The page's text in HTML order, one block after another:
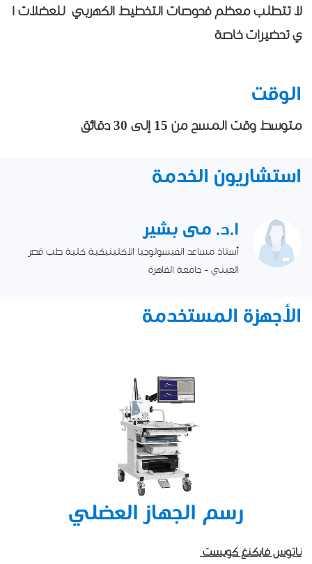
لا تتطلب معظم فحوصات التخطيط الكهربي للعضلات ا
ي تحضيرات خاصة
الوقت
متوسط ​​وقت المسح من 15 إلى 30 دقائق
استشاريون الخدمة
ا.د. مى بشير
أستاذ مساعد الفيسولوجيا الاكلينيكية كلية طب قصر
العيني - جامعة القاهرة
الأجهزة المستخدمة
رسم الجهاز العضلي
ناتوس فايكنغ كويست